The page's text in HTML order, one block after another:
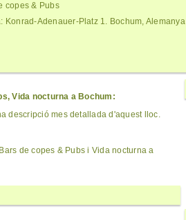
copes & Pubs
Konrad-Adenauer-Platz 1. Bochum, Alemanya
Vida nocturna a Bochum:
descripció mes detallada d'aquest lloc.
de copes & Pubs i Vida nocturna a